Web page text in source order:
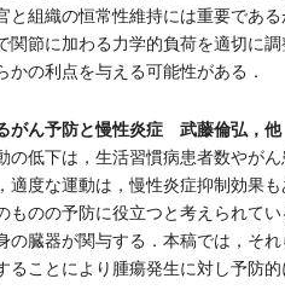
と組織の恒常性維持には重要であ
関節に加わる力学的負荷を適切に
かの利点を与える可能性がある．
がん予防と慢性炎症 武藤倫弘，他
低下は，生活習慣病患者数やが
適度な運動は，慢性炎症抑制効果
ものの予防に役立つと考えられて
の臓器が関与する．本稿では，そ
ることにより腫瘍発生に対し予防